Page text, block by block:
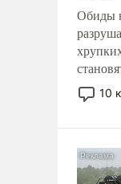
Обиды
10